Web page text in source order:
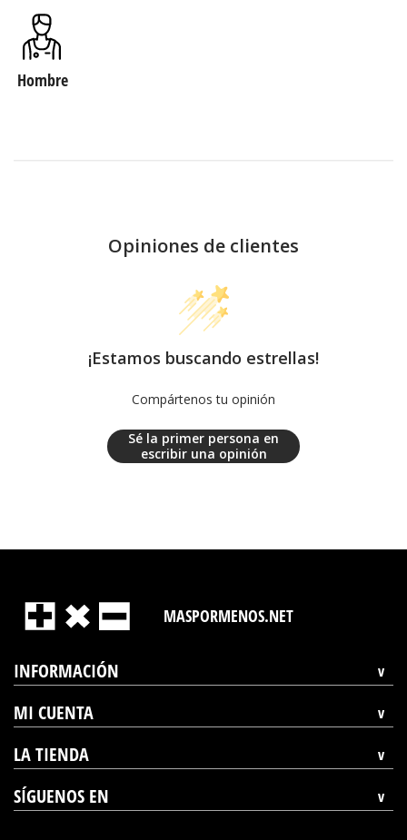
Hombre
Opiniones de clientes
¡Estamos buscando estrellas!
Compártenos tu opinión
Sé la primer persona en
escribir una opinión
MASPORMENOS.NET
INFORMACIÓN
MI CUENTA
LA TIENDA
SÍGUENOS EN